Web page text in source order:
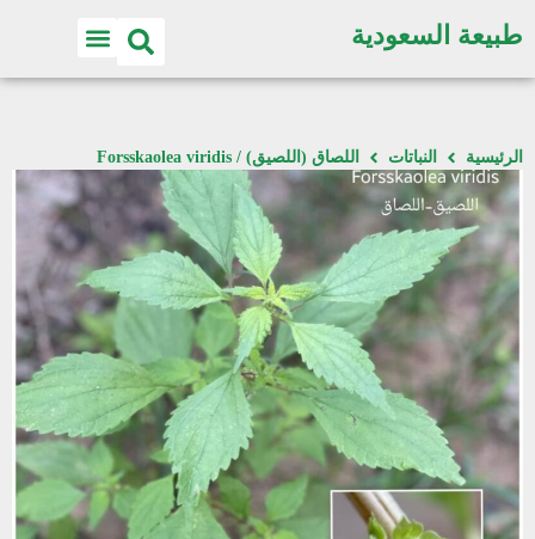
طبيعة السعودية
الرئيسية النباتات اللصاق (اللصيق) / Forsskaolea viridis